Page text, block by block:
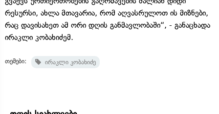
რესურსი, ახლა მთავარია, რომ აღვასრულოთ ის მიზნები,
რაც დავისახეთ ამ ორი დღის განმავლობაში“, - განაცხადა
ირაკლი კობახიძემ.
თემები: ირაკლი კობახიძე